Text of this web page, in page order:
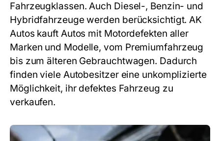
Fahrzeugklassen. Auch Diesel-, Benzin- und
Hybridfahrzeuge werden berücksichtigt. AK
Autos kauft Autos mit Motordefekten aller
Marken und Modelle, vom Premiumfahrzeug
bis zum älteren Gebrauchtwagen. Dadurch
finden viele Autobesitzer eine unkomplizierte
Möglichkeit, ihr defektes Fahrzeug zu
verkaufen.